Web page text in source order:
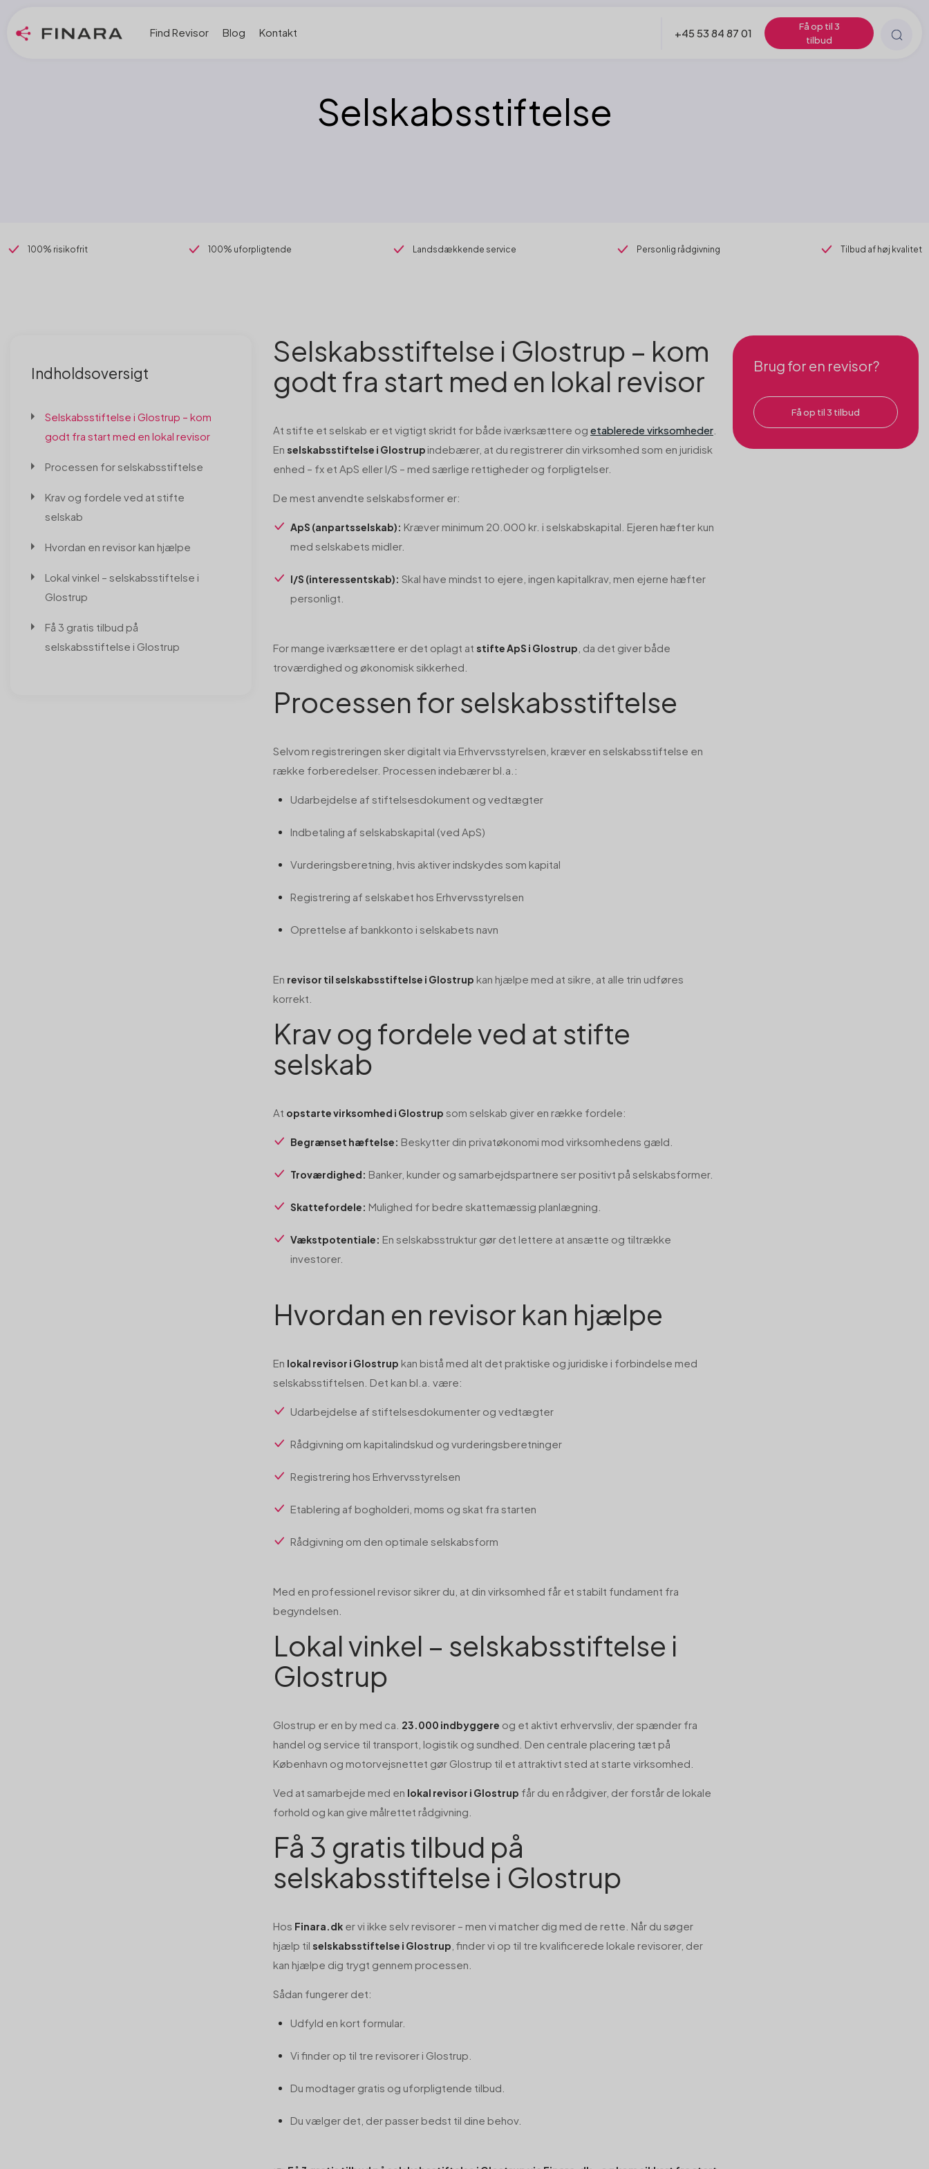
Find Revisor Blog Kontakt +45 53 84 87 01
Få op til 3
tilbud
Selskabsstiftelse
100% risikofrit 100% uforpligtende Landsdækkende service Personlig rådgivning Tilbud af høj kvalitet
Indholdsoversigt
Selskabsstiftelse i Glostrup – kom
godt fra start med en lokal revisor
Processen for selskabsstiftelse
Krav og fordele ved at stifte
selskab
Hvordan en revisor kan hjælpe
Lokal vinkel – selskabsstiftelse i
Glostrup
Få 3 gratis tilbud på
selskabsstiftelse i Glostrup
Selskabsstiftelse i Glostrup – kom
godt fra start med en lokal revisor
At stifte et selskab er et vigtigt skridt for både iværksættere og etablerede virksomheder
En selskabsstiftelse i Glostrup indebærer, at du registrerer din virksomhed som en juridisk
enhed – fx et ApS eller I/S – med særlige rettigheder og forpligtelser.
De mest anvendte selskabsformer er:
ApS (anpartsselskab): Kræver minimum 20.000 kr. i selskabskapital. Ejeren hæfter kun
med selskabets midler.
I/S (interessentskab): Skal have mindst to ejere, ingen kapitalkrav, men ejerne hæfter
personligt.
For mange iværksættere er det oplagt at stifte ApS i Glostrup , da det giver både
troværdighed og økonomisk sikkerhed.
Processen for selskabsstiftelse
Selvom registreringen sker digitalt via Erhvervsstyrelsen, kræver en selskabsstiftelse en
række forberedelser. Processen indebærer bl.a.:
Udarbejdelse af stiftelsesdokument og vedtægter
Indbetaling af selskabskapital (ved ApS)
Vurderingsberetning, hvis aktiver indskydes som kapital
Registrering af selskabet hos Erhvervsstyrelsen
Oprettelse af bankkonto i selskabets navn
En revisor til selskabsstiftelse i Glostrup kan hjælpe med at sikre, at alle trin udføres
korrekt.
Krav og fordele ved at stifte
selskab
At opstarte virksomhed i Glostrup som selskab giver en række fordele:
Begrænset hæftelse: Beskytter din privatøkonomi mod virksomhedens gæld.
Troværdighed: Banker, kunder og samarbejdspartnere ser positivt på selskabsformer.
Skattefordele: Mulighed for bedre skattemæssig planlægning.
Vækstpotentiale: En selskabsstruktur gør det lettere at ansætte og tiltrække
investorer.
Hvordan en revisor kan hjælpe
En lokal revisor i Glostrup kan bistå med alt det praktiske og juridiske i forbindelse med
selskabsstiftelsen. Det kan bl.a. være:
Udarbejdelse af stiftelsesdokumenter og vedtægter
Rådgivning om kapitalindskud og vurderingsberetninger
Registrering hos Erhvervsstyrelsen
Etablering af bogholderi, moms og skat fra starten
Rådgivning om den optimale selskabsform
Med en professionel revisor sikrer du, at din virksomhed får et stabilt fundament fra
begyndelsen.
Lokal vinkel – selskabsstiftelse i
Glostrup
Glostrup er en by med ca. 23.000 indbyggere og et aktivt erhvervsliv, der spænder fra
handel og service til transport, logistik og sundhed. Den centrale placering tæt på
København og motorvejsnettet gør Glostrup til et attraktivt sted at starte virksomhed.
Ved at samarbejde med en lokal revisor i Glostrup får du en rådgiver, der forstår de lokale
forhold og kan give målrettet rådgivning.
Få 3 gratis tilbud på
selskabsstiftelse i Glostrup
Hos Finara.dk er vi ikke selv revisorer – men vi matcher dig med de rette. Når du søger
hjælp til selskabsstiftelse i Glostrup , finder vi op til tre kvalificerede lokale revisorer, der
kan hjælpe dig trygt gennem processen.
Sådan fungerer det:
Udfyld en kort formular.
Vi finder op til tre revisorer i Glostrup.
Du modtager gratis og uforpligtende tilbud.
Du vælger det, der passer bedst til dine behov.
Brug for en revisor?
Få op til 3 tilbud